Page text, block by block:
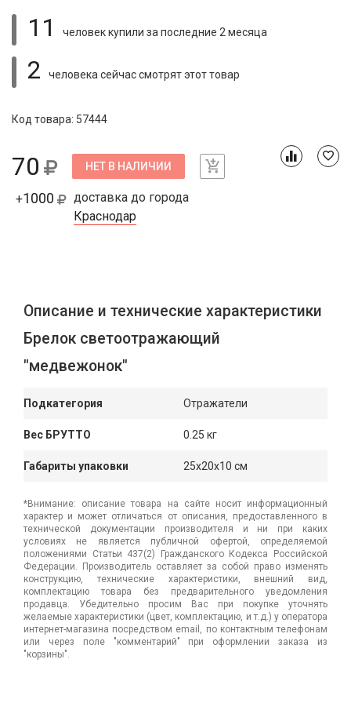
11 человек купили за последние 2 месяца
2 человека сейчас смотрятэтот товар
Код товара: 57444
70 НЕТ В НАЛИЧИИ
+1000
доставка до города
Краснодар
Описание и технические характеристики
Брелок светоотражающий
"медвежонок"
Подкатегория Отражатели
Вес БРУТТО 0.25 кг
Габариты упаковки 25x20x10 см
*Внимание: описание товара на сайте носит информационный
характер и может отличаться от описания, предоставленного в
технической документации производителя и ни при каких
условиях не является публичной офертой, определяемой
положениями Статьи 437(2) Гражданского Кодекса Российской
Федерации. Производитель оставляет за собой право изменять
конструкцию, технические характеристики, внешний вид,
комплектацию товара без предварительного уведомления
продавца. Убедительно просим Вас при покупке уточнять
желаемые характеристики (цвет, комплектацию, и т.д.) у оператора
интернет-магазина посредством email, по контактным телефонам
или через поле "комментарий" при оформлении заказа из
"корзины".